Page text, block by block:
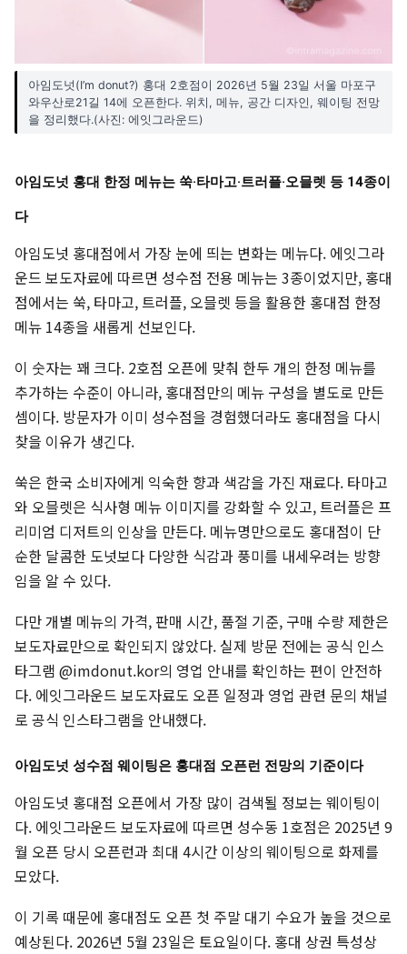
아임도넛(I’m donut?) 홍대 2호점이 2026년 5월 23일 서울 마포구
와우산로21길 14에 오픈한다. 위치, 메뉴, 공간 디자인, 웨이팅 전망
을 정리했다.(사진: 에잇그라운드)
아임도넛 홍대 한정 메뉴는 쑥·타마고·트러플·오믈렛 등 14종이
다
아임도넛 홍대점에서 가장 눈에 띄는 변화는 메뉴다. 에잇그라
운드 보도자료에 따르면 성수점 전용 메뉴는 3종이었지만, 홍대
점에서는 쑥, 타마고, 트러플, 오믈렛 등을 활용한 홍대점 한정
메뉴 14종을 새롭게 선보인다.
이 숫자는 꽤 크다. 2호점 오픈에 맞춰 한두 개의 한정 메뉴를
추가하는 수준이 아니라, 홍대점만의 메뉴 구성을 별도로 만든
셈이다. 방문자가 이미 성수점을 경험했더라도 홍대점을 다시
찾을 이유가 생긴다.
쑥은 한국 소비자에게 익숙한 향과 색감을 가진 재료다. 타마고
와 오믈렛은 식사형 메뉴 이미지를 강화할 수 있고, 트러플은 프
리미엄 디저트의 인상을 만든다. 메뉴명만으로도 홍대점이 단
순한 달콤한 도넛보다 다양한 식감과 풍미를 내세우려는 방향
임을 알 수 있다.
다만 개별 메뉴의 가격, 판매 시간, 품절 기준, 구매 수량 제한은
보도자료만으로 확인되지 않았다. 실제 방문 전에는 공식 인스
타그램 @imdonut.kor의 영업 안내를 확인하는 편이 안전하
다. 에잇그라운드 보도자료도 오픈 일정과 영업 관련 문의 채널
로 공식 인스타그램을 안내했다.
아임도넛 성수점 웨이팅은 홍대점 오픈런 전망의 기준이다
아임도넛 홍대점 오픈에서 가장 많이 검색될 정보는 웨이팅이
다. 에잇그라운드 보도자료에 따르면 성수동 1호점은 2025년 9
월 오픈 당시 오픈런과 최대 4시간 이상의 웨이팅으로 화제를
모았다.
이 기록 때문에 홍대점도 오픈 첫 주말 대기 수요가 높을 것으로
예상된다. 2026년 5월 23일은 토요일이다. 홍대 상권 특성상